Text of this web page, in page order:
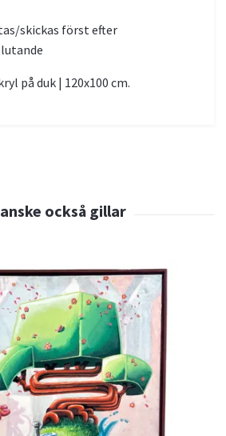
skickas först efter
på duk | 120x100 cm.